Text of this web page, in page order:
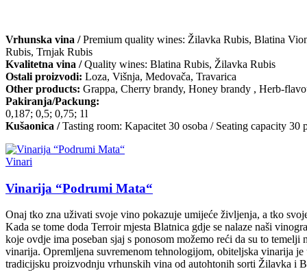
Vrhunska vina /Premium quality wines: Žilavka Rubis, Blatina
Rubis, Trnjak Rubis
Kvalitetna vina /Quality wines: Blatina Rubis, Žilavka Rubis
Ostali proizvodi: Loza, Višnja, Medovača, Travarica
Other products: Grappa, Cherry brandy, Honey brandy , Herb-
Pakiranja/Packung:
0,187; 0,5; 0,75; 1l
Kušaonica /Tasting room: Kapacitet 30 osoba / Seating capacity 30
Vinari
Vinarija “Podrumi Mata“
Onaj tko zna uživati svoje vino pokazuje umijeće življenja, a tko
Kada se tome doda Terroir mjesta Blatnica gdje se nalaze naši
koje ovdje ima poseban sjaj s ponosom možemo reći da su to temelji
vinarija. Opremljena suvremenom tehnologijom, obiteljska vinarija je
tradicijsku proizvodnju vrhunskih vina od autohtonih sorti Žilavka i